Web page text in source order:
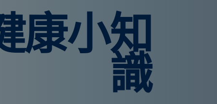
康小知
識